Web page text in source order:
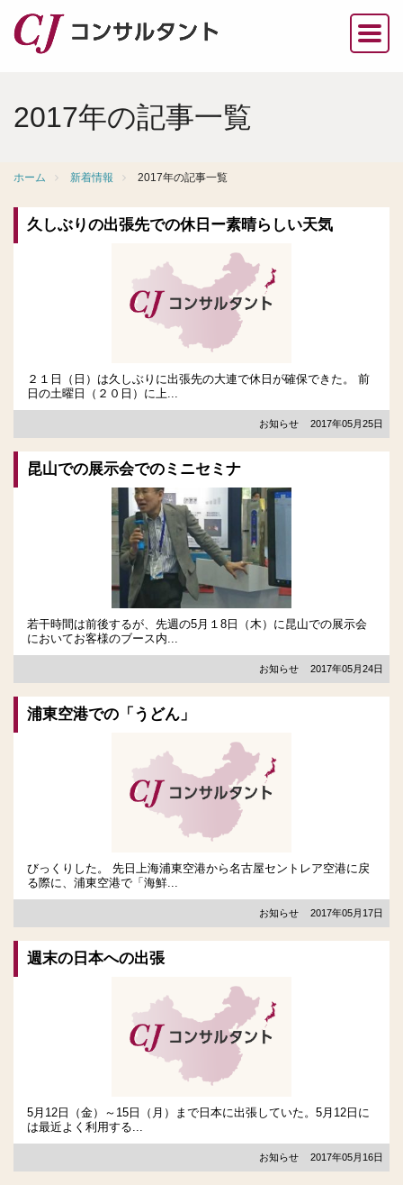
2017年の記事一覧
ホーム 新着情報 2017年の記事一覧
久しぶりの出張先での休日ー素晴らしい天気
２１日（日）は久しぶりに出張先の大連で休日が確保できた。 前
日の土曜日（２０日）に上...
お知らせ 2017年05月25日
昆山での展示会でのミニセミナ
若干時間は前後するが、先週の5月１8日（木）に昆山での展示会
においてお客様のブース内...
お知らせ 2017年05月24日
浦東空港での「うどん」
びっくりした。 先日上海浦東空港から名古屋セントレア空港に戻
る際に、浦東空港で「海鮮...
お知らせ 2017年05月17日
週末の日本への出張
5月12日（金）～15日（月）まで日本に出張していた。5月12日に
は最近よく利用する...
お知らせ 2017年05月16日